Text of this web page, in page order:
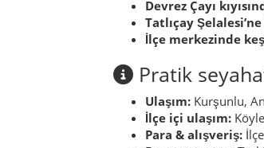
bakkallar ve kasaplar
güçlendirir.
Doğayı korumak için çöp
hem erozyonu azaltır